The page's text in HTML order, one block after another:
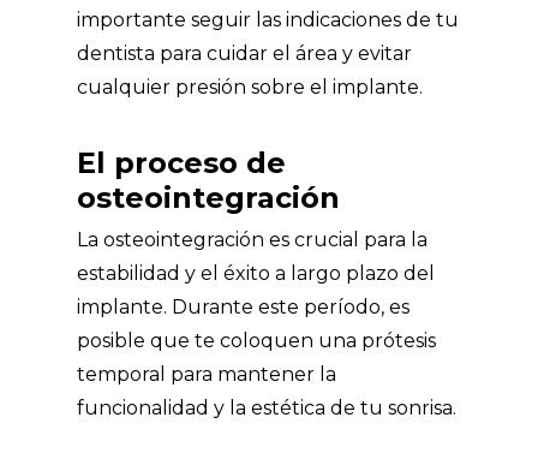
importante seguir las indicaciones de tu
dentista para cuidar el área y evitar
cualquier presión sobre el implante.
El proceso de
osteointegración
La osteointegración es crucial para la
estabilidad y el éxito a largo plazo del
implante. Durante este período, es
posible que te coloquen una prótesis
temporal para mantener la
funcionalidad y la estética de tu sonrisa.